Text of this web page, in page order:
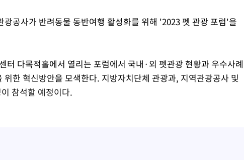
공사가 반려동물 동반여행 활성화를 위해 '2023 펫 관광 포럼'을
터 다목적홀에서 열리는 포럼에서 국내·외 펫관광 현황과 우수사례
한 혁신방안을 모색한다. 지방자치단체 관광과, 지역관광공사 및
참석할 예정이다.